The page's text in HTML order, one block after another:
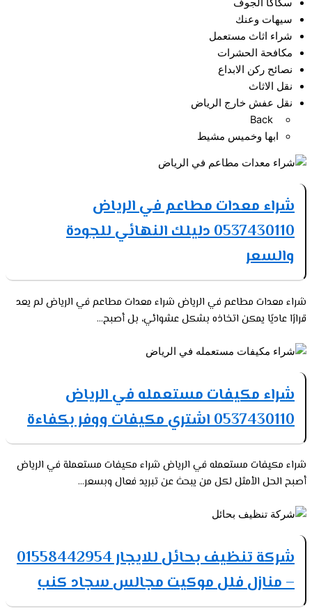
سكاكا الجوف
سيهات وعنك
شراء اثاث مستعمل
مكافحة الحشرات
نصائح ركن الابداع
نقل الاثاث
نقل عفش خارج الرياض
ابها وخميس مشيط
شراء معدات مطاعم في الرياض
0537430110 دليلك النهائي للجودة
والسعر
شراء معدات مطاعم في الرياض شراء معدات مطاعم في الرياض لم يعد
قرارًا عاديًا يمكن اتخاذه بشكل عشوائي، بل أصبح...
شراء مكيفات مستعمله في الرياض
0537430110 اشتري مكيفات ووفر بكفاءة
شراء مكيفات مستعمله في الرياض شراء مكيفات مستعملة في الرياض
أصبح الحل الأمثل لكل من يبحث عن تبريد فعال وبسعر...
شركة تنظيف بحائل للايجار 01558442954
– منازل فلل موكيت مجالس سجاد كنب